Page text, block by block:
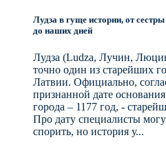
Лудза в гуще истории, от
до наших дней
Лудза (Ludza, Лучин,
точно один из старейших
Латвии. Официально,
признанной дате основания
города – 1177 год, -
Про дату специалисты
спорить, но история у...